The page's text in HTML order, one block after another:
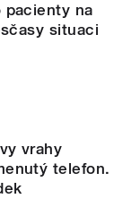
pacienty na
situaci
vrahy
telefon.